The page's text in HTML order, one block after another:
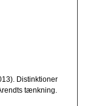
Distinktioner
tænkning.